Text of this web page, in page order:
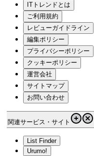
ITトレンドとは
ご利用規約
レビューガイドライン
編集ポリシー
プライバシーポリシー
クッキーポリシー
運営会社
サイトマップ
お問い合わせ
関連サービス・サイト
List Finder
Urumo!